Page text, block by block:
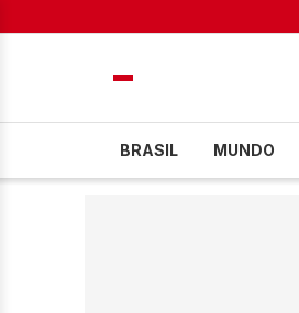
BRASIL MUNDO